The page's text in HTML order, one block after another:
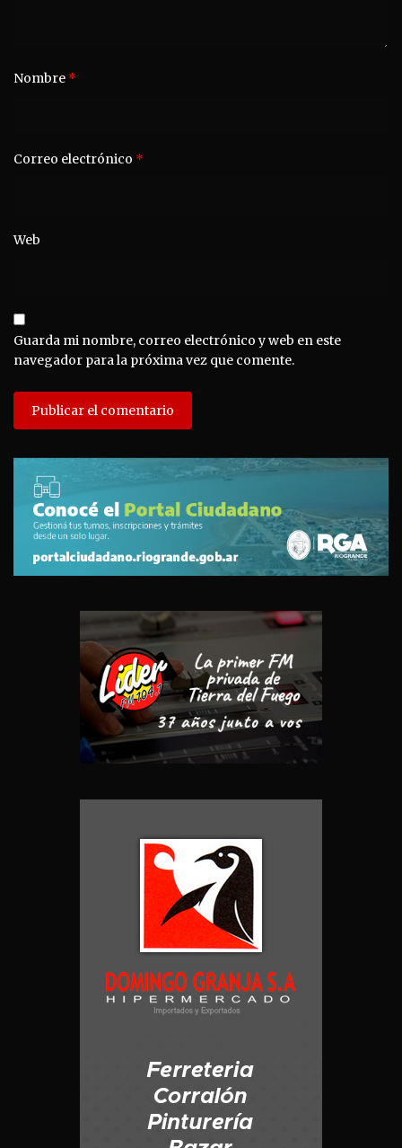
Nombre *
Correo electrónico *
Web
Guarda mi nombre, correo electrónico y web en este
navegador para la próxima vez que comente.